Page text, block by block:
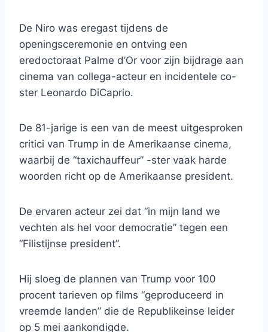
De Niro was eregast tijdens de
openingsceremonie en ontving een
eredoctoraat Palme d’Or voor zijn bijdrage aan
cinema van collega-acteur en incidentele co-
ster Leonardo DiCaprio.
De 81-jarige is een van de meest uitgesproken
critici van Trump in de Amerikaanse cinema,
waarbij de “taxichauffeur” -ster vaak harde
woorden richt op de Amerikaanse president.
De ervaren acteur zei dat “in mijn land we
vechten als hel voor democratie” tegen een
“Filistijnse president”.
Hij sloeg de plannen van Trump voor 100
procent tarieven op films “geproduceerd in
vreemde landen” die de Republikeinse leider
op 5 mei aankondigde.